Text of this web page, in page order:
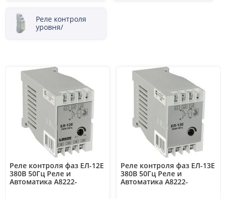
Реле контроля
уровня/
Реле контроля фаз ЕЛ-12Е
380В 50Гц Реле и
Автоматика A8222-
Реле контроля фаз ЕЛ-13Е
380В 50Гц Реле и
Автоматика A8222-